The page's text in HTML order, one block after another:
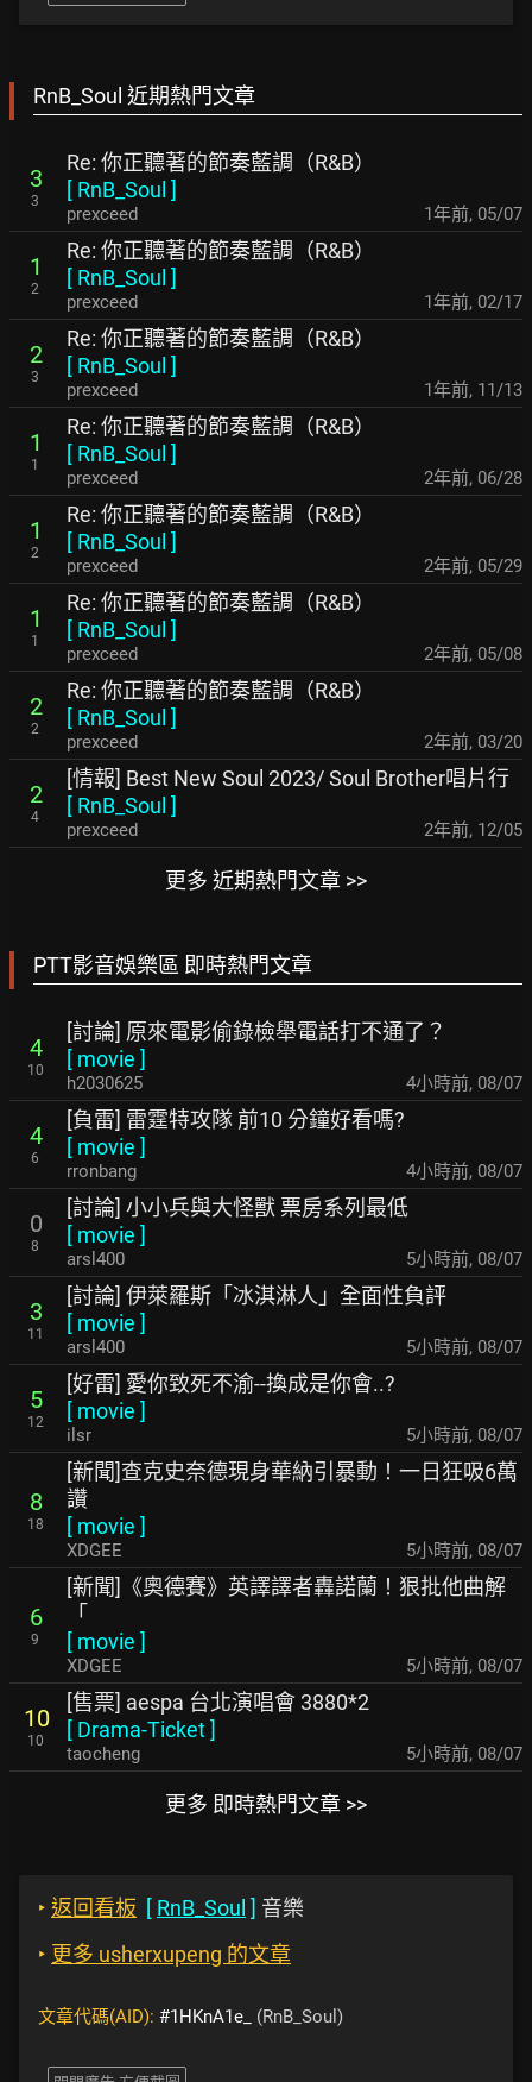
RnB_Soul 近期熱門文章
3
3
Re: 你正聽著的節奏藍調（R&B）
[ RnB_Soul ]
prexceed 1年前, 05/07
1
2
Re: 你正聽著的節奏藍調（R&B）
[ RnB_Soul ]
prexceed 1年前, 02/17
2
3
Re: 你正聽著的節奏藍調（R&B）
[ RnB_Soul ]
prexceed 1年前, 11/13
1
1
Re: 你正聽著的節奏藍調（R&B）
[ RnB_Soul ]
prexceed 2年前, 06/28
1
2
Re: 你正聽著的節奏藍調（R&B）
[ RnB_Soul ]
prexceed 2年前, 05/29
1
1
Re: 你正聽著的節奏藍調（R&B）
[ RnB_Soul ]
prexceed 2年前, 05/08
2
2
Re: 你正聽著的節奏藍調（R&B）
[ RnB_Soul ]
prexceed 2年前, 03/20
2
4
[情報] Best New Soul 2023/ Soul Brother唱片行
[ RnB_Soul ]
prexceed 2年前, 12/05
更多 近期熱門文章 >>
PTT影音娛樂區 即時熱門文章
4
10
[討論] 原來電影偷錄檢舉電話打不通了？
[ movie ]
h2030625 4小時前, 08/07
4
6
[負雷] 雷霆特攻隊 前10 分鐘好看嗎?
[ movie ]
rronbang 4小時前, 08/07
0
8
[討論] 小小兵與大怪獸 票房系列最低
[ movie ]
arsl400 5小時前, 08/07
3
11
[討論] 伊萊羅斯「冰淇淋人」全面性負評
[ movie ]
arsl400 5小時前, 08/07
5
12
[好雷] 愛你致死不渝--換成是你會..?
[ movie ]
ilsr 5小時前, 08/07
8
18
[新聞]查克史奈德現身華納引暴動！一日狂吸6萬
讚
[ movie ]
XDGEE 5小時前, 08/07
6
9
[新聞]《奧德賽》英譯譯者轟諾蘭！狠批他曲解
「
[ movie ]
XDGEE 5小時前, 08/07
10
10
[售票] aespa 台北演唱會 3880*2
[ Drama-Ticket]
taocheng 5小時前, 08/07
更多 即時熱門文章 >>
‣ 返回看板 [ RnB_Soul ] 音樂
‣ 更多 usherxupeng 的文章
文章代碼(AID): #1HKnA1e_ (RnB_Soul)